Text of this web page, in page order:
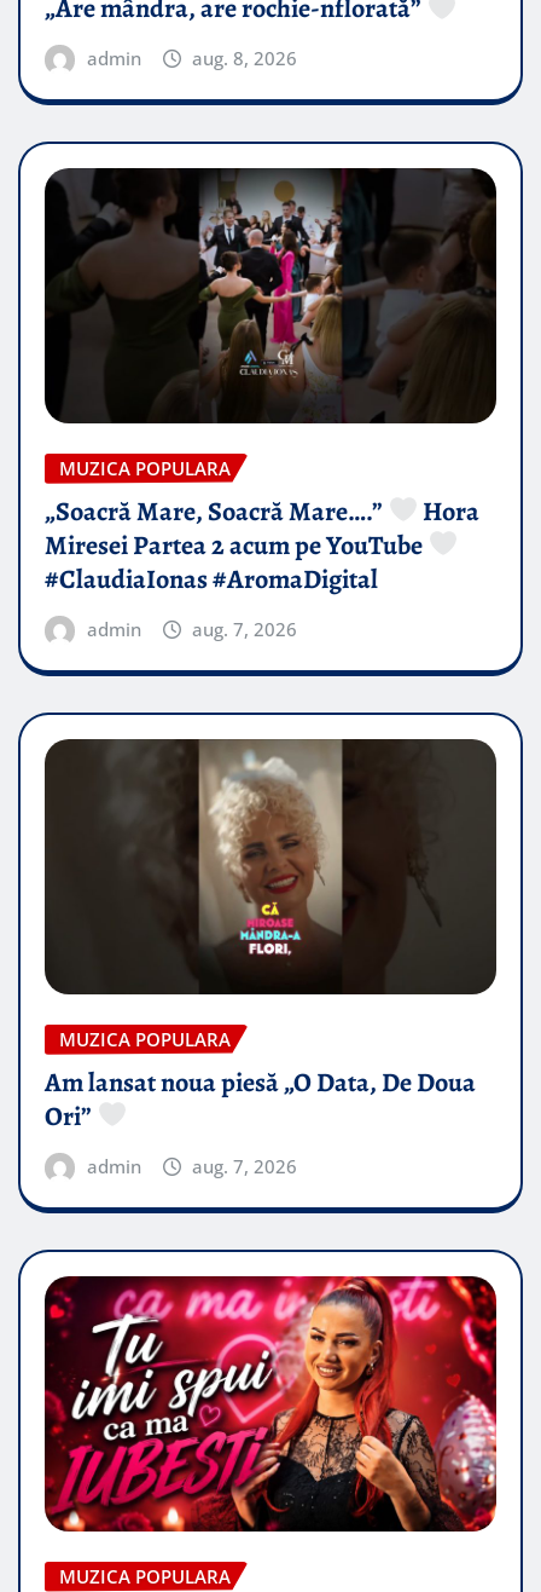
„Are mândra, are rochie-nflorată”
admin aug. 8, 2026
MUZICA POPULARA
„Soacră Mare, Soacră Mare….”
Hora
Miresei Partea 2 acum pe YouTube
#ClaudiaIonas #AromaDigital
admin aug. 7, 2026
MUZICA POPULARA
Am lansat noua piesă „O Data, De Doua
Ori”
admin aug. 7, 2026
MUZICA POPULARA